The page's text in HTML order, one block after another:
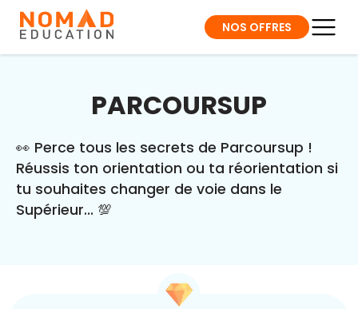
NOS OFFRES
PARCOURSUP
👀 Perce tous les secrets de Parcoursup !
Réussis ton orientation ou ta réorientation si
tu souhaites changer de voie dans le
Supérieur... 💯